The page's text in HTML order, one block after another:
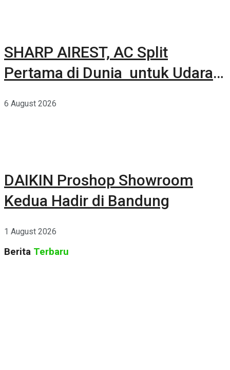
SHARP AIREST, AC Split
Pertama di Dunia untuk Udara
6 August 2026
DAIKIN Proshop Showroom
Kedua Hadir di Bandung
1 August 2026
Berita Terbaru